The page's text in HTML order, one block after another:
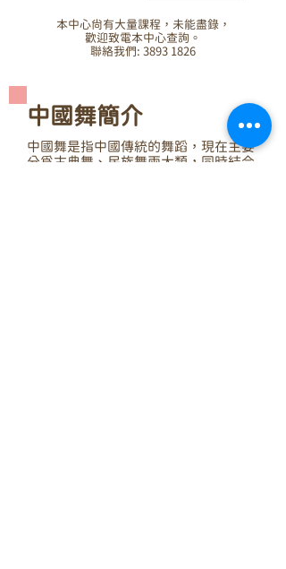
本中心尚有大量課程，未能盡錄，
歡迎致電本中心查詢。
聯絡我們: 3893 1826
中國舞簡介
中國舞是指中國傳統的舞蹈，現在主要
分為古典舞、民族舞兩大類，同時結合